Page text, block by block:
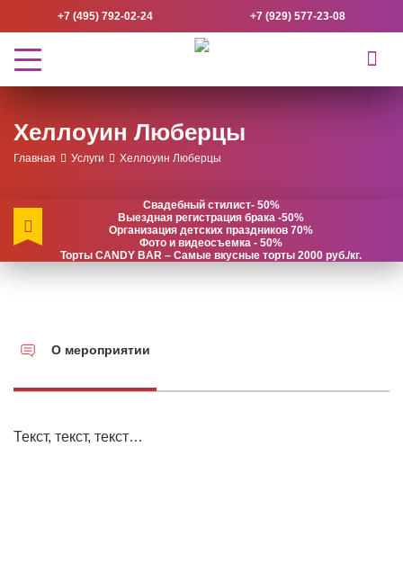
+7 (495) 792-02-24 +7 (929) 577-23-08
Хеллоуин Люберцы
Главная Услуги Хеллоуин Люберцы
Свадебный стилист- 50%
Выездная регистрация брака -50%
Организация детских праздников 70%
Фото и видеосъемка - 50%
Торты CANDY BAR – Самые вкусные торты 2000 руб./кг.
О мероприятии
Текст, текст, текст…